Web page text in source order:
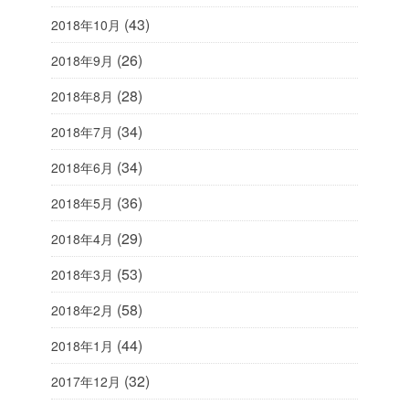
2018年10月 (43)
2018年9月 (26)
2018年8月 (28)
2018年7月 (34)
2018年6月 (34)
2018年5月 (36)
2018年4月 (29)
2018年3月 (53)
2018年2月 (58)
2018年1月 (44)
2017年12月 (32)